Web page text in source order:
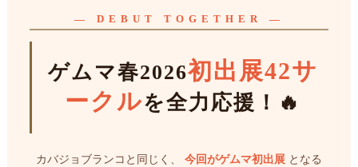
— DEBUT TOGETHER —
ゲムマ春2026初出展42サ
ークルを全力応援！🔥
カバジョブランコと同じく、 今回がゲムマ初出展 となる